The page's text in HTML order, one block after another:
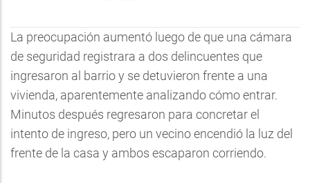
La preocupación aumentó luego de que una cámara
de seguridad registrara a dos delincuentes que
ingresaron al barrio y se detuvieron frente a una
vivienda, aparentemente analizando cómo entrar.
Minutos después regresaron para concretar el
intento de ingreso, pero un vecino encendió la luz del
frente de la casa y ambos escaparon corriendo.